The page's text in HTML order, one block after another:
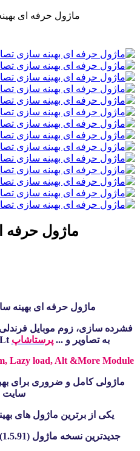
ماژول حرفه ای
ماژول حرفه
ماژول حرفه ای بهینه
بارگذاری تنبل ، افزودن ALt به تصاویر و ...پرستاشاپ
Lazy load, Alt &More Module
ماژولی کامل و ضروری برای
سایت
یکی از برترین ماژول های
جدیدترین نسخه ماژول (1.5.91) ترجمه کامل به زبان فارسی